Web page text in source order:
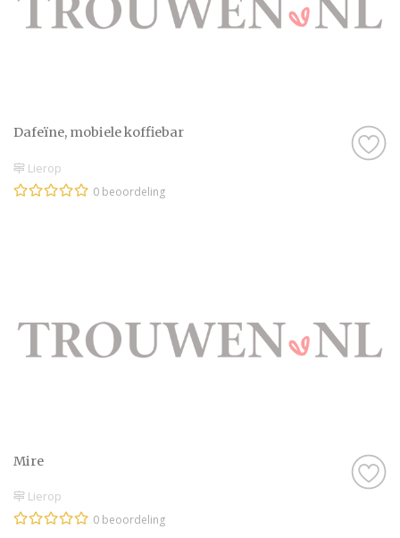
Dafeïne, mobiele koffiebar
Lierop
0 beoordeling
Mire
Lierop
0 beoordeling